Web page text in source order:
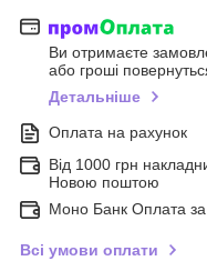
Ви отримаєте
або гроші
Детальніше
Оплата на рахунок
Від 1000 грн
Новою поштою
Моно Банк Оплата за
Всі умови оплати